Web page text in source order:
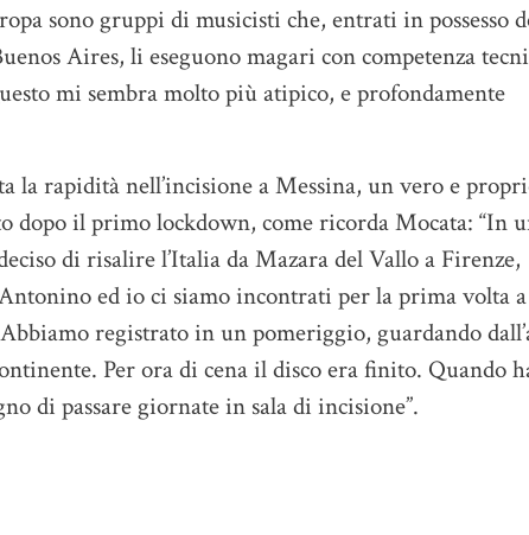
sono gruppi di musicisti che, entrati in possesso
Aires, li eseguono magari con competenza
mi sembra molto più atipico, e profondamente
la rapidità nell’incisione a Messina, un vero e
il primo lockdown, come ricorda Mocata: “In
di risalire l’Italia da Mazara del Vallo a Firenze,
ed io ci siamo incontrati per la prima volta a
registrato in un pomeriggio, guardando
Per ora di cena il disco era finito. Quando
di passare giornate in sala di incisione”.